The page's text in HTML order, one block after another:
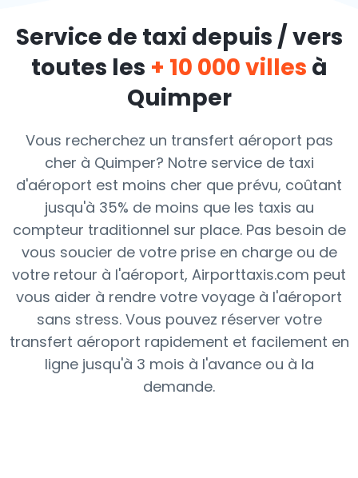
Service de taxi depuis / vers
toutes les + 10 000 villes à
Quimper
Vous recherchez un transfert aéroport pas
cher à Quimper? Notre service de taxi
d'aéroport est moins cher que prévu, coûtant
jusqu'à 35% de moins que les taxis au
compteur traditionnel sur place. Pas besoin de
vous soucier de votre prise en charge ou de
votre retour à l'aéroport, Airporttaxis.com peut
vous aider à rendre votre voyage à l'aéroport
sans stress. Vous pouvez réserver votre
transfert aéroport rapidement et facilement en
ligne jusqu'à 3 mois à l'avance ou à la
demande.